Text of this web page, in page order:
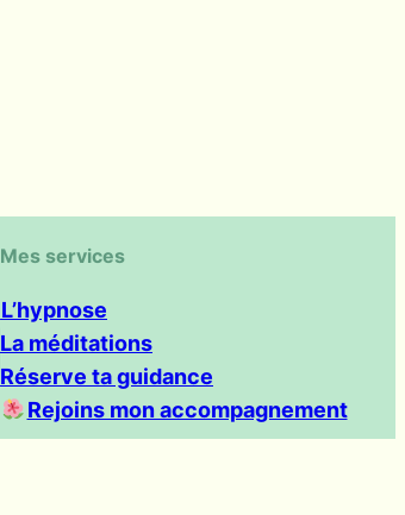
Mes services
L’hypnose
La méditations
Réserve ta guidance
Rejoins mon accompagnement